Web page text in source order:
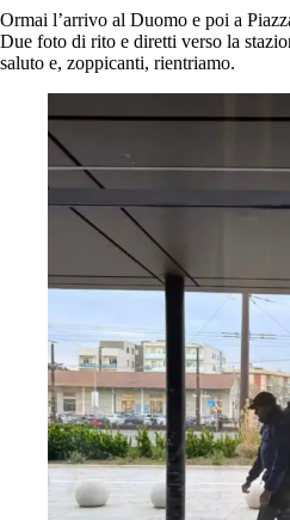
Ormai l’arrivo al Duomo e poi a
Due foto di rito e diretti verso la
saluto e, zoppicanti, rientriamo.